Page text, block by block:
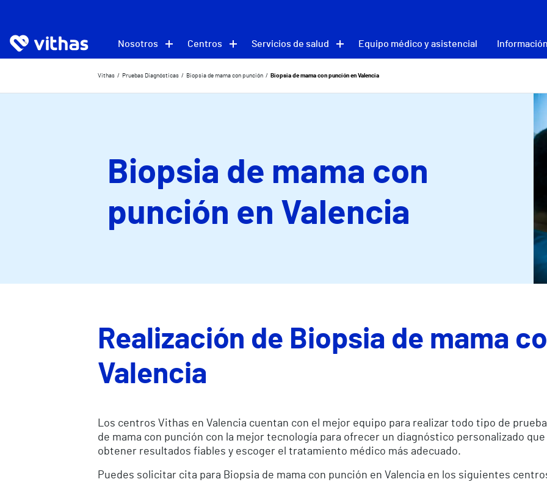
Nosotros Centros Servicios de salud Equipo médico y asistencial
Vithas Pruebas Diagnósticas Biopsia de mama con punción Biopsia de mama con punción en Valencia
Biopsia de mama con
punción en Valencia
Realización de Biopsia de mama
Valencia
Los centros Vithas en Valencia cuentan con el mejor equipo para realizar todo tipo de
de mama con punción con la mejor tecnología para ofrecer un diagnóstico personalizado
obtener resultados fiables y escoger el tratamiento médico más adecuado.
Puedes solicitar cita para Biopsia de mama con punción en Valencia en los siguientes